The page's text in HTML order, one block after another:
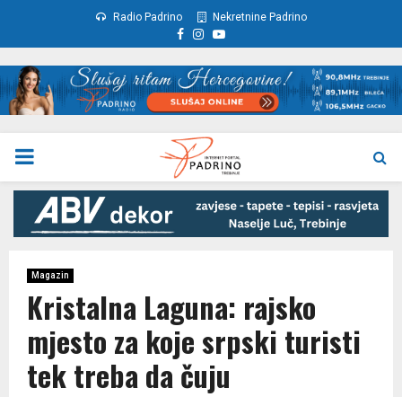
Radio Padrino Nekretnine Padrino
Facebook
Instagram
Youtube
PRIMARY
MENU
Magazin
Kristalna Laguna: rajsko
mjesto za koje srpski turisti
tek treba da čuju